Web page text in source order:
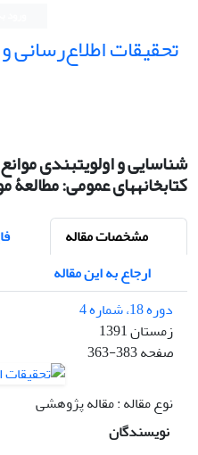
تحقیقات اطلاع‌رسانی
شناسایی و اولویت⁮بندی
کتابخانه⁮های عمومی:
مشخصات مقاله
ارجاع به این مقاله
دوره 18، شماره 4
زمستان 1391
صفحه363-383
نوع مقاله : مقاله پژوهشی
نویسندگان